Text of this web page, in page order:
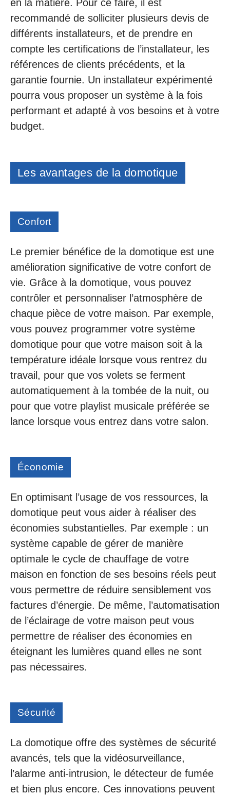
en la matière. Pour ce faire, il est
recommandé de solliciter plusieurs devis de
différents installateurs, et de prendre en
compte les certifications de l’installateur, les
références de clients précédents, et la
garantie fournie. Un installateur expérimenté
pourra vous proposer un système à la fois
performant et adapté à vos besoins et à votre
budget.
Les avantages de la domotique
Confort
Le premier bénéfice de la domotique est une
amélioration significative de votre confort de
vie. Grâce à la domotique, vous pouvez
contrôler et personnaliser l’atmosphère de
chaque pièce de votre maison. Par exemple,
vous pouvez programmer votre système
domotique pour que votre maison soit à la
température idéale lorsque vous rentrez du
travail, pour que vos volets se ferment
automatiquement à la tombée de la nuit, ou
pour que votre playlist musicale préférée se
lance lorsque vous entrez dans votre salon.
Économie
En optimisant l’usage de vos ressources, la
domotique peut vous aider à réaliser des
économies substantielles. Par exemple : un
système capable de gérer de manière
optimale le cycle de chauffage de votre
maison en fonction de ses besoins réels peut
vous permettre de réduire sensiblement vos
factures d’énergie. De même, l’automatisation
de l’éclairage de votre maison peut vous
permettre de réaliser des économies en
éteignant les lumières quand elles ne sont
pas nécessaires.
Sécurité
La domotique offre des systèmes de sécurité
avancés, tels que la vidéosurveillance,
l’alarme anti-intrusion, le détecteur de fumée
et bien plus encore. Ces innovations peuvent